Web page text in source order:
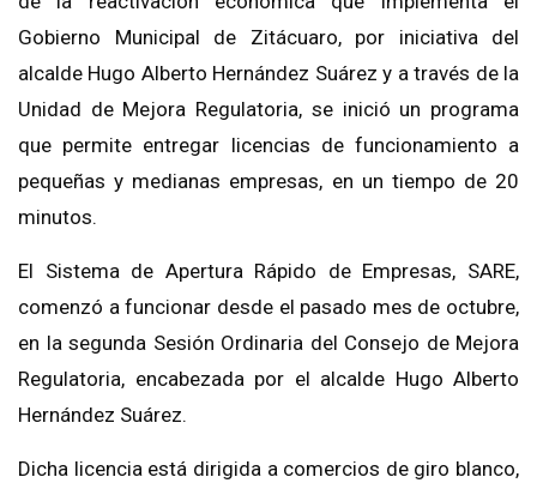
Gobierno Municipal de Zitácuaro, por iniciativa del
alcalde Hugo Alberto Hernández Suárez y a través de la
Unidad de Mejora Regulatoria, se inició un programa
que permite entregar licencias de funcionamiento a
pequeñas y medianas empresas, en un tiempo de 20
minutos.
El Sistema de Apertura Rápido de Empresas, SARE,
comenzó a funcionar desde el pasado mes de octubre,
en la segunda Sesión Ordinaria del Consejo de Mejora
Regulatoria, encabezada por el alcalde Hugo Alberto
Hernández Suárez.
Dicha licencia está dirigida a comercios de giro blanco,